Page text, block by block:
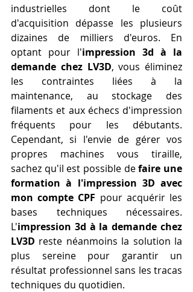
industrielles dont le coût
d'acquisition dépasse les plusieurs
dizaines de milliers d'euros. En
optant pour l'impression 3d à la
demande chez LV3D, vous éliminez
les contraintes liées à la
maintenance, au stockage des
filaments et aux échecs d'impression
fréquents pour les débutants.
Cependant, si l'envie de gérer vos
propres machines vous tiraille,
sachez qu'il est possible de faire une
formation à l'impression 3D avec
mon compte CPF pour acquérir les
bases techniques nécessaires.
L'impression 3d à la demande chez
LV3D reste néanmoins la solution la
plus sereine pour garantir un
résultat professionnel sans les tracas
techniques du quotidien.